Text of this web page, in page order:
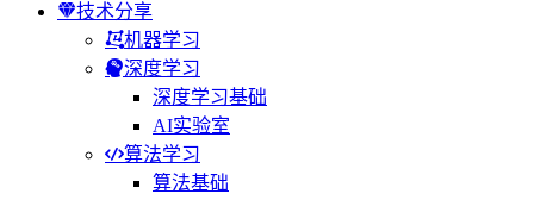
技术分享
机器学习
深度学习
深度学习基础
AI实验室
算法学习
算法基础